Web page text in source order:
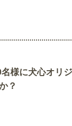
様に犬心オリ
？